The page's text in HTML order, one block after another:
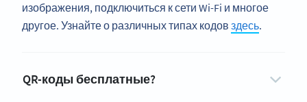
изображения, подключиться к сети Wi-Fi и многое
другое. Узнайте о различных типах кодов здесь.
QR-коды бесплатные?